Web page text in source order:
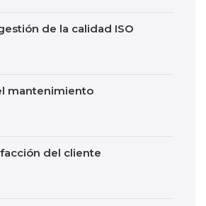
de la calidad ISO
mantenimiento
del cliente